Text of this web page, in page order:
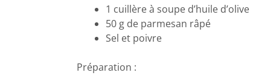
1 cuillère à soupe d’huile d’olive
50 g de parmesan râpé
Sel et poivre
Préparation :